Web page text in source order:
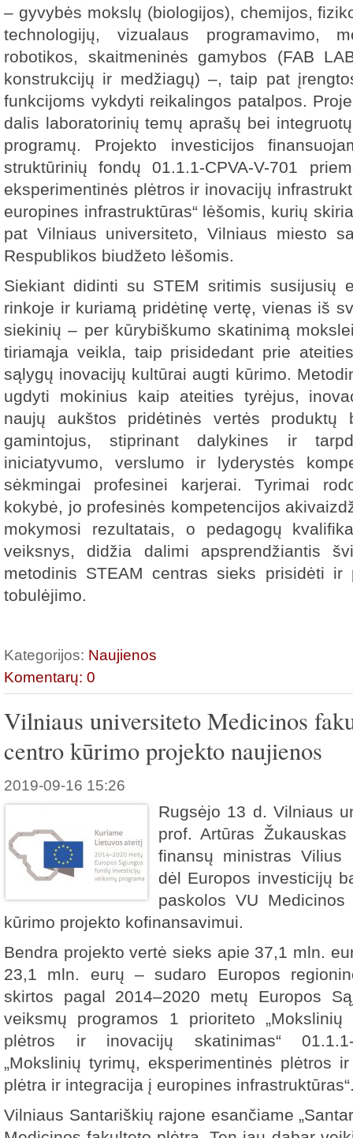
– gyvybės mokslų (biologijos), chemijos,
technologijų, vizualaus programavimo,
robotikos, skaitmeninės gamybos (FAB
konstrukcijų ir medžiagų) –, taip pat
funkcijoms vykdyti reikalingos patalpos.
dalis laboratorinių temų aprašų bei
programų. Projekto investicijos
struktūrinių fondų 01.1.1-CPVA-V-701
eksperimentinės plėtros ir inovacijų
europines infrastruktūras“ lėšomis, kurių
pat Vilniaus universiteto, Vilniaus miesto
Respublikos biudžeto lėšomis.
Siekiant didinti su STEM sritimis susijusių
rinkoje ir kuriamą pridėtinę vertę, vienas iš
siekinių – per kūrybiškumo skatinimą
tiriamąja veikla, taip prisidedant prie
sąlygų inovacijų kultūrai augti kūrimo.
ugdyti mokinius kaip ateities tyrėjus,
naujų aukštos pridėtinės vertės produktų
gamintojus, stiprinant dalykines ir
iniciatyvumo, verslumo ir lyderystės
sėkmingai profesinei karjerai. Tyrimai
kokybė, jo profesinės kompetencijos
mokymosi rezultatais, o pedagogų
veiksnys, didžia dalimi apsprendžiantis
metodinis STEAM centras sieks prisidėti ir
tobulėjimo.
Kategorijos: Naujienos
Komentarų: 0
Vilniaus universiteto Medicinos
centro kūrimo projekto naujienos
2019-09-16 15:26
Rugsėjo 13 d. Vilniaus
prof. Artūras
finansų ministras Vilius
dėl Europos investicijų
paskolos VU
kūrimo projekto kofinansavimui.
Bendra projekto vertė sieks apie 37,1 mln.
23,1 mln. eurų – sudaro Europos
skirtos pagal 2014–2020 metų Europos
veiksmų programos 1 prioriteto „Mokslinių
plėtros ir inovacijų skatinimas“ 01.1.1-
„Mokslinių tyrimų, eksperimentinės plėtros
plėtra ir integracija į europines
Vilniaus Santariškių rajone esančiame